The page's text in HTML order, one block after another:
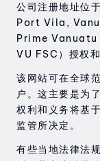
公司注册地址
Port Vila,
Prime Vanuatu
VU FSC）授权
该网站可在全球
户。这主要是为
权利和义务将基
监管所决定。
有些当地法律法